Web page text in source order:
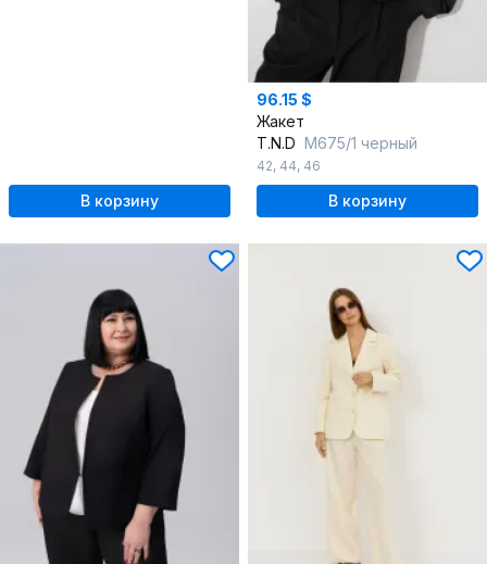
В корзину
96.15 $
Жакет
T.N.D М675/1 черный
42, 44, 46
В корзину